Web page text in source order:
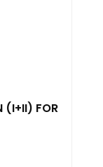
(I+II) FOR